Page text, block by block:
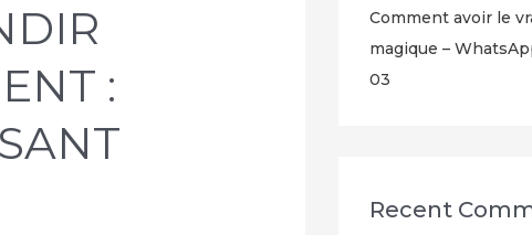
:
Comment avoir le
magique –
03
Recent